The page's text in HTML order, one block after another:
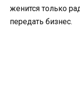
женится только
передать бизнес.